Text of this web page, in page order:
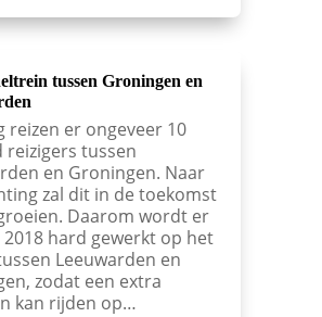
tussen Groningen en
reizen er ongeveer 10
reizigers tussen
en Groningen. Naar
zal dit in de toekomst
Daarom wordt er
2018 hard gewerkt op het
Leeuwarden en
zodat een extra
kan rijden op…